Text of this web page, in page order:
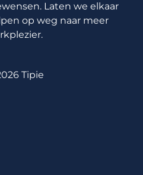
Laten we elkaar
op weg naar meer
Tipie